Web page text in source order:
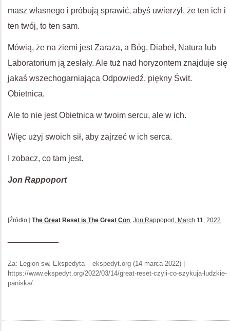
masz własnego i próbują sprawić, abyś uwierzył, że ten ich i
ten twój, to ten sam.
Mówią, że na ziemi jest Zaraza, a Bóg, Diabeł, Natura lub
Laboratorium ją zesłały. Ale tuż nad horyzontem znajduje się
jakaś wszechogarniająca Odpowiedź, piękny Świt.
Obietnica.
Ale to nie jest Obietnica w twoim sercu, ale w ich.
Więc użyj swoich sił, aby zajrzeć w ich serca.
I zobacz, co tam jest.
Jon Rappoport
[Źródło:] The Great Reset is The Great Con, Jon Rappoport, March 11, 2022
Za: Legion sw. Ekspedyta – ekspedyt.org (14 marca 2022) |
https://www.ekspedyt.org/2022/03/14/great-reset-czyli-co-szykuja-ludzkie-
paniska/